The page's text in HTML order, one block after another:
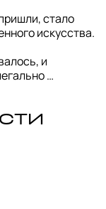
культовые
Солнце» и
стало
искусства.
и
И 15
картины прямо
под предлогом
и прозвали